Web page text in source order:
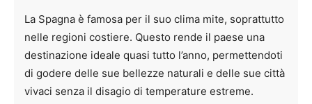
La Spagna è famosa per il suo clima mite, soprattutto
nelle regioni costiere. Questo rende il paese una
destinazione ideale quasi tutto l’anno, permettendoti
di godere delle sue bellezze naturali e delle sue città
vivaci senza il disagio di temperature estreme.